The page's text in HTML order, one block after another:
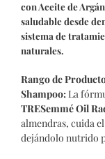
con Aceite de
saludable desde
sistema de
naturales.
Rango de
Shampoo:La
TRESemmé Oil
almendras, cuida
dejándolo nutrido